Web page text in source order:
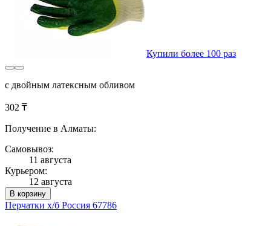
Купили более 100 раз
с двойным латексным обливом
302 ₸
Получение в Алматы:
Самовывоз:
11 августа
Курьером:
12 августа
В корзину
Перчатки х/б Россия 67786